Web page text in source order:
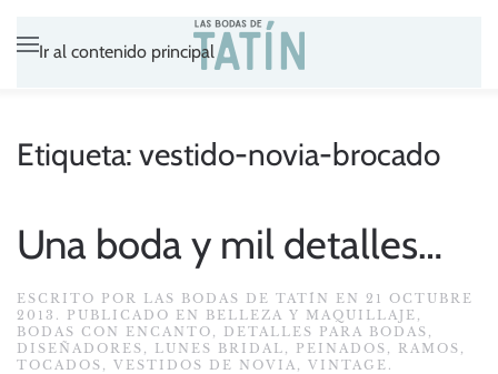
Ir al contenido principal
Etiqueta: vestido-novia-brocado
Una boda y mil detalles…
ESCRITO POR LAS BODAS DE TATÍN EN 21 OCTUBRE
2013 . PUBLICADO EN BELLEZA Y MAQUILLAJE ,
BODAS CON ENCANTO , DETALLES PARA BODAS ,
DISEÑADORES , LUNES BRIDAL , PEINADOS , RAMOS ,
TOCADOS , VESTIDOS DE NOVIA , VINTAGE .